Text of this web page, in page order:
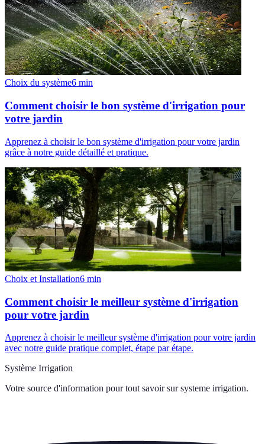
Choix du système6 min
Comment choisir le bon système d'irrigation pour
votre jardin
Apprenez à choisir le bon système d'irrigation pour votre jardin
grâce à notre guide détaillé et pratique.
Choix et Installation6 min
Comment choisir le meilleur système d'irrigation
pour votre jardin
Apprenez à choisir le meilleur système d'irrigation pour votre jardin
avec notre guide pratique complet, étape par étape.
Système Irrigation
Votre source d'information pour tout savoir sur systeme irrigation.